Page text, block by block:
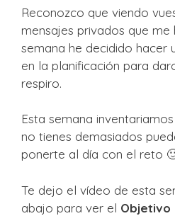
Reconozco que viendo
mensajes privados que
semana he decidido hacer
en la planificación para
respiro.
Esta semana
no tienes demasiados
ponerte al día con el reto
Te dejo el vídeo de esta
abajo para ver el Objetivo